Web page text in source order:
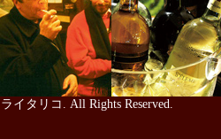
イタリコ . All Rights Reserved.